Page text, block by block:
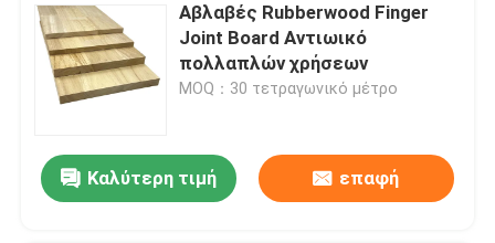
Αβλαβές Rubberwood Finger
Joint Board Αντιωικό
πολλαπλών χρήσεων
MOQ：30 τετραγωνικό μέτρο
Καλύτερη τιμή επαφή